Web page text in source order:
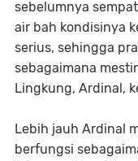
sebelumnya
air bah kondisinya
serius, sehingga
sebagaimana
Lingkung, Ardinal,
Lebih jauh Ardinal
berfungsi